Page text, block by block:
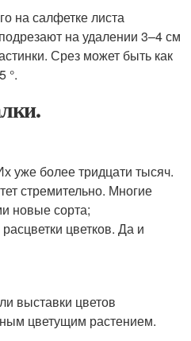
на салфетке листа
на удалении 3–4 см
Срез может быть как
°.
уже более тридцати тысяч.
стремительно. Многие
новые сорта;
цветков. Да и
выставки цветов
цветущим растением.